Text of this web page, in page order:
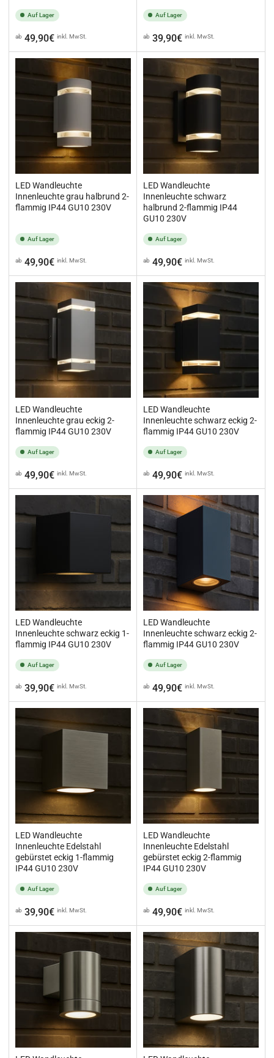
Auf Lager
Normaler
Preis
ab 49,90€ inkl. MwSt.
Auf Lager
Normaler
Preis
ab 39,90€ inkl. MwSt.
LED Wandleuchte
Innenleuchte grau halbrund 2-
flammig IP44 GU10 230V
Auf Lager
Normaler
Preis
ab 49,90€ inkl. MwSt.
LED Wandleuchte
Innenleuchte schwarz
halbrund 2-flammig IP44
GU10 230V
Auf Lager
Normaler
Preis
ab 49,90€ inkl. MwSt.
LED Wandleuchte
Innenleuchte grau eckig 2-
flammig IP44 GU10 230V
Auf Lager
Normaler
Preis
ab 49,90€ inkl. MwSt.
LED Wandleuchte
Innenleuchte schwarz eckig 2-
flammig IP44 GU10 230V
Auf Lager
Normaler
Preis
ab 49,90€ inkl. MwSt.
LED Wandleuchte
Innenleuchte schwarz eckig 1-
flammig IP44 GU10 230V
Auf Lager
Normaler
Preis
ab 39,90€ inkl. MwSt.
LED Wandleuchte
Innenleuchte schwarz eckig 2-
flammig IP44 GU10 230V
Auf Lager
Normaler
Preis
ab 49,90€ inkl. MwSt.
LED Wandleuchte
Innenleuchte Edelstahl
gebürstet eckig 1-flammig
IP44 GU10 230V
Auf Lager
Normaler
Preis
ab 39,90€ inkl. MwSt.
LED Wandleuchte
Innenleuchte Edelstahl
gebürstet eckig 2-flammig
IP44 GU10 230V
Auf Lager
Normaler
Preis
ab 49,90€ inkl. MwSt.